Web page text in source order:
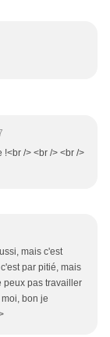
/> <br /> <br />
mais c'est
par pitié, mais
peux pas travailler
bon je